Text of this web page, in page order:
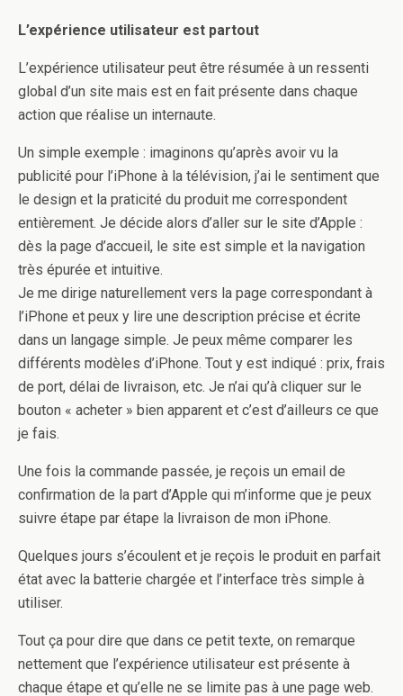
L’expérience utilisateur est partout
L’expérience utilisateur peut être résumée à un ressenti
global d’un site mais est en fait présente dans chaque
action que réalise un internaute.
Un simple exemple : imaginons qu’après avoir vu la
publicité pour l’iPhone à la télévision, j’ai le sentiment que
le design et la praticité du produit me correspondent
entièrement. Je décide alors d’aller sur le site d’Apple :
dès la page d’accueil, le site est simple et la navigation
très épurée et intuitive.
Je me dirige naturellement vers la page correspondant à
l’iPhone et peux y lire une description précise et écrite
dans un langage simple. Je peux même comparer les
différents modèles d’iPhone. Tout y est indiqué : prix, frais
de port, délai de livraison, etc. Je n’ai qu’à cliquer sur le
bouton « acheter » bien apparent et c’est d’ailleurs ce que
je fais.
Une fois la commande passée, je reçois un email de
confirmation de la part d’Apple qui m’informe que je peux
suivre étape par étape la livraison de mon iPhone.
Quelques jours s’écoulent et je reçois le produit en parfait
état avec la batterie chargée et l’interface très simple à
utiliser.
Tout ça pour dire que dans ce petit texte, on remarque
nettement que l’expérience utilisateur est présente à
chaque étape et qu’elle ne se limite pas à une page web.